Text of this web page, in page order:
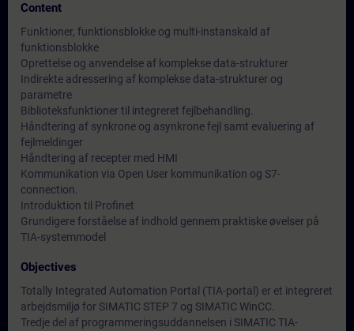
Content
Funktioner, funktionsblokke og multi-instanskald af
funktionsblokke
Oprettelse og anvendelse af komplekse data-strukturer
Indirekte adressering af komplekse data-strukturer og
parametre
Biblioteksfunktioner til integreret fejlbehandling.
Håndtering af synkrone og asynkrone fejl samt evaluering af
fejlmeldinger
Håndtering af recepter med HMI
Kommunikation via Open User kommunikation og S7-
connection.
Introduktion til Profinet
Grundigere forståelse af indhold gennem praktiske øvelser på
TIA-systemmodel
Objectives
Totally Integrated Automation Portal (TIA-portal) er et integreret
arbejdsmiljø for SIMATIC STEP 7 og SIMATIC WinCC.
Tredje del af programmeringsuddannelsen i SIMATIC TIA-